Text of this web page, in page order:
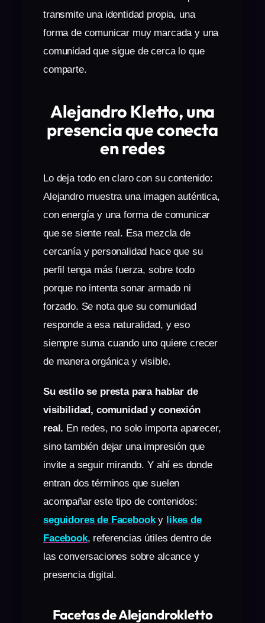
transmite una identidad propia, una
forma de comunicar muy marcada y una
comunidad que sigue de cerca lo que
comparte.
Alejandro Kletto, una
presencia que conecta
en redes
Lo deja todo en claro con su contenido:
Alejandro muestra una imagen auténtica,
con energía y una forma de comunicar
que se siente real. Esa mezcla de
cercanía y personalidad hace que su
perfil tenga más fuerza, sobre todo
porque no intenta sonar armado ni
forzado. Se nota que su comunidad
responde a esa naturalidad, y eso
siempre suma cuando uno quiere crecer
de manera orgánica y visible.
Su estilo se presta para hablar de
visibilidad, comunidad y conexión
real. En redes, no solo importa aparecer,
sino también dejar una impresión que
invite a seguir mirando. Y ahí es donde
entran dos términos que suelen
acompañar este tipo de contenidos:
seguidores de Facebooky likes de
Facebook, referencias útiles dentro de
las conversaciones sobre alcance y
presencia digital.
Facetas de Alejandrokletto